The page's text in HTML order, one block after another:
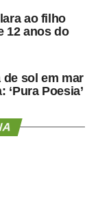
país a refletir
As redações
São jovens
do
ao filho
12 anos do
sol em mar
Poesia’